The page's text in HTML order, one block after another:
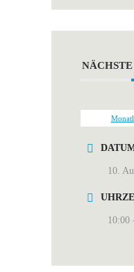
10.
10:00